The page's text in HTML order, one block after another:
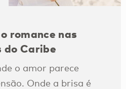
romance nas
do Caribe
o amor parece
Onde a brisa é